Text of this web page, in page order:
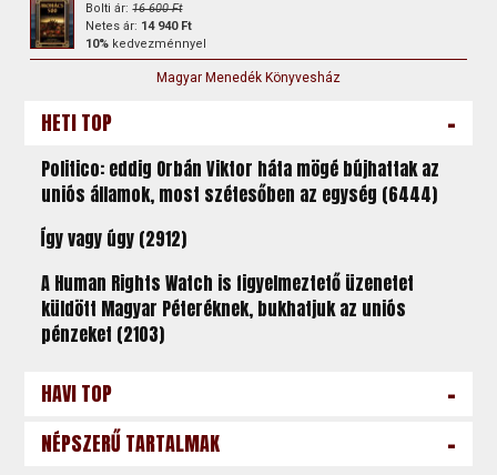
Bolti ár:16 600 Ft
Netes ár: 14 940 Ft
10% kedvezménnyel
Magyar Menedék Könyvesház
HETI TOP -
Politico: eddig Orbán Viktor háta mögé bújhattak az
uniós államok, most szétesőben az egység (6444)
Így vagy úgy (2912)
A Human Rights Watch is figyelmeztető üzenetet
küldött Magyar Péteréknek, bukhatjuk az uniós
pénzeket (2103)
HAVI TOP -
NÉPSZERŰ TARTALMAK -